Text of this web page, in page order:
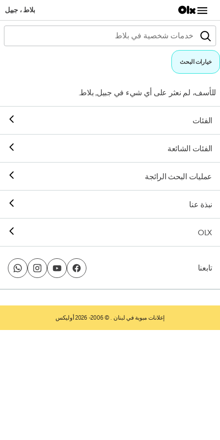
بلاط ، جبيل
خيارات البحث
للأسف، لم نعثر على أي شيء في جبيل, بلاط.
الفئات
الفئات الشائعة
عمليات البحث الرائجة
نبذة عنا
OLX
تابعنا
إعلانات مبوبة في لبنان . © 2006- 2026 أوليكس